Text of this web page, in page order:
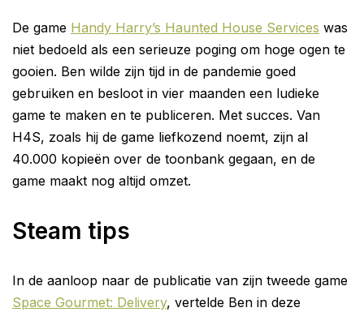
De game Handy Harry’s Haunted House Services was
niet bedoeld als een serieuze poging om hoge ogen te
gooien. Ben wilde zijn tijd in de pandemie goed
gebruiken en besloot in vier maanden een ludieke
game te maken en te publiceren. Met succes. Van
H4S, zoals hij de game liefkozend noemt, zijn al
40.000 kopieën over de toonbank gegaan, en de
game maakt nog altijd omzet.
Steam tips
In de aanloop naar de publicatie van zijn tweede game
Space Gourmet: Delivery, vertelde Ben in deze